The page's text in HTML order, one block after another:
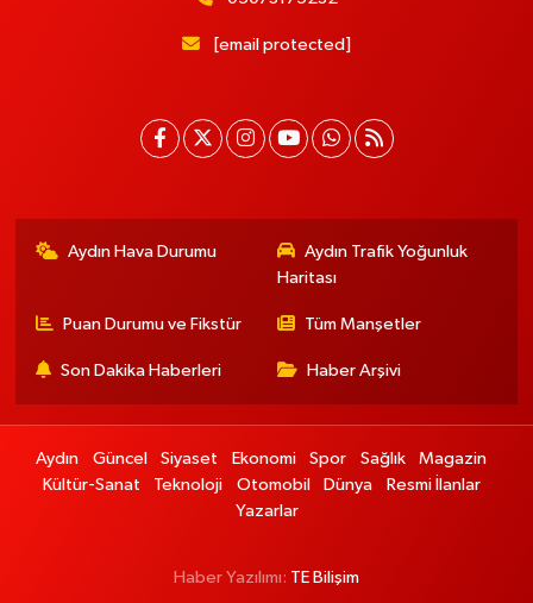
[email protected]
Aydın Hava Durumu
Aydın Trafik Yoğunluk
Haritası
Puan Durumu ve Fikstür Tüm Manşetler
Son Dakika Haberleri Haber Arşivi
Aydın Güncel Siyaset Ekonomi Spor Sağlık
Magazin
Kültür-Sanat
Teknoloji Otomobil Dünya
Resmi İlanlar
Yazarlar
Haber Yazılımı: TE Bilişim